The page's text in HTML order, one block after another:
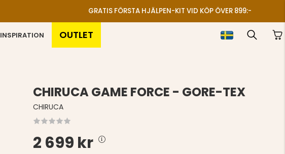
GRATIS FÖRSTA HJÄLPEN-KIT VID KÖP ÖVER 899:-
INSPIRATION OUTLET
CHIRUCA GAME FORCE - GORE-TEX
CHIRUCA
2 699 kr